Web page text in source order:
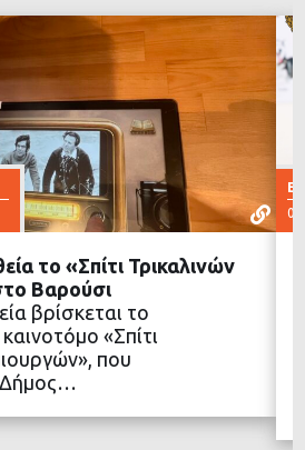
ΠΕΡΙΣΣΟΤΕΡΑ
το «Σπίτι Τρικαλινών
Βαρούσι
βρίσκεται το
«Σπίτι
που
Δήμος…